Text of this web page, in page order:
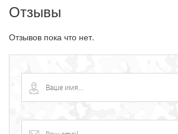
Отзывы
Отзывов пока что нет.